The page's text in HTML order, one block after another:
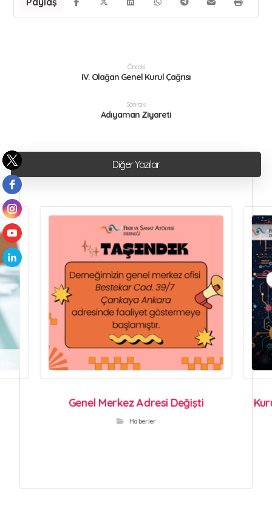
Önceki
IV. Olağan Genel Kurul Çağrısı
Sonraki
Adıyaman Ziyareti
Diğer Yazılar
Genel Merkez Adresi Değişti
Haberler